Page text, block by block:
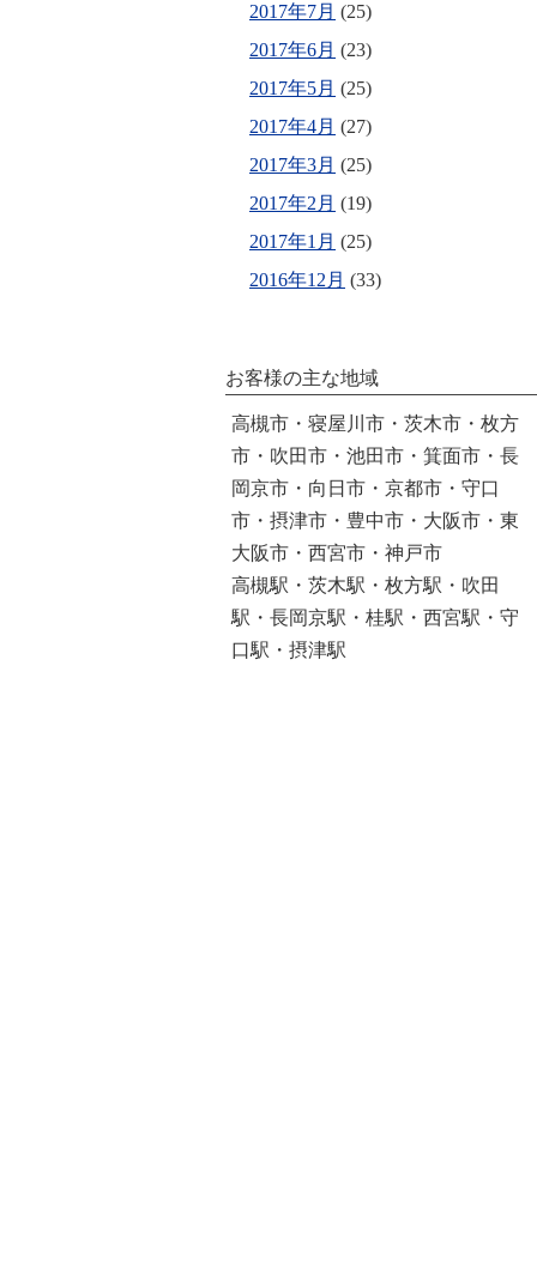
2017年7月 (25)
2017年6月 (23)
2017年5月 (25)
2017年4月 (27)
2017年3月 (25)
2017年2月 (19)
2017年1月 (25)
2016年12月 (33)
お客様の主な地域
高槻市・寝屋川市・茨木市・枚方
市・吹田市・池田市・箕面市・長
岡京市・向日市・京都市・守口
市・摂津市・豊中市・大阪市・東
大阪市・西宮市・神戸市
高槻駅・茨木駅・枚方駅・吹田
駅・長岡京駅・桂駅・西宮駅・守
口駅・摂津駅